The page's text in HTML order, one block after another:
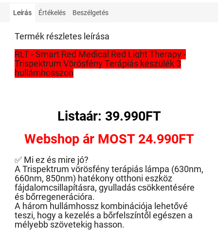
Leírás Értékelés Beszélgetés
Termék részletes leírása
RLT - Smart Red Medical Red Light Therapy -
Trispektrum Vörösfény Terápiás készülék 3
hullámhosszon
Listaár: 39.990FT
Webshop ár MOST 24.990FT
✅ Mi ez és mire jó?
A Trispektrum vörösfény terápiás lámpa (630nm,
660nm, 850nm) hatékony otthoni eszköz
fájdalomcsillapításra, gyulladás csökkentésére
és bőrregenerációra.
A három hullámhossz kombinációja lehetővé
teszi, hogy a kezelés a bőrfelszíntől egészen a
mélyebb szövetekig hasson.